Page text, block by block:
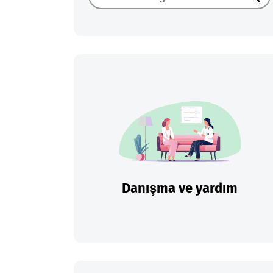
Danışma ve yardım